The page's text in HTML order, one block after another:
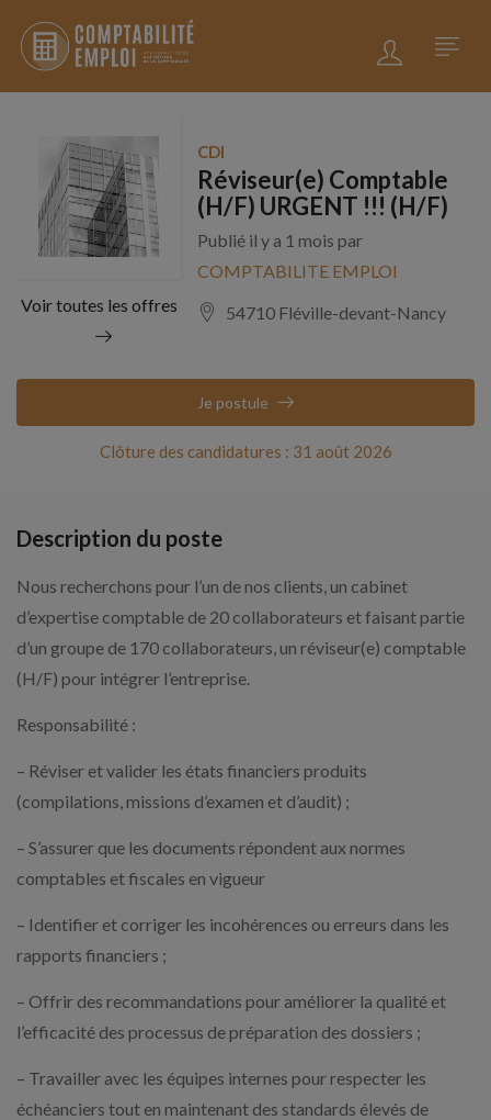
Voir toutes les offres
CDI
Réviseur(e) Comptable
(H/F) URGENT !!! (H/F)
Publié il y a 1 mois par
COMPTABILITE EMPLOI
54710 Fléville-devant-Nancy
Clôture des candidatures : 31 août 2026
Je postule
Description du poste
Nous recherchons pour l’un de nos clients, un cabinet
d’expertise comptable de 20 collaborateurs et faisant partie
d’un groupe de 170 collaborateurs, un réviseur(e) comptable
(H/F) pour intégrer l’entreprise.
Responsabilité :
– Réviser et valider les états financiers produits
(compilations, missions d’examen et d’audit) ;
– S’assurer que les documents répondent aux normes
comptables et fiscales en vigueur
– Identifier et corriger les incohérences ou erreurs dans les
rapports financiers ;
– Offrir des recommandations pour améliorer la qualité et
l’efficacité des processus de préparation des dossiers ;
– Travailler avec les équipes internes pour respecter les
échéanciers tout en maintenant des standards élevés de